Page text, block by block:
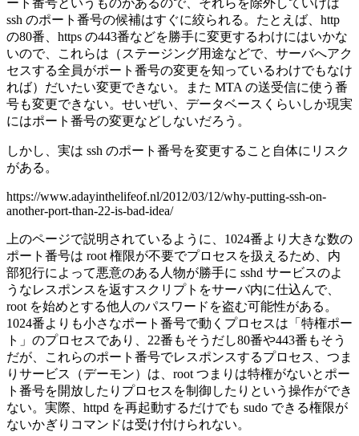
ssh のポート番号の候補はすぐに絞られる。たとえば、http
の80番、https の443番などを勝手に変更するわけにはいかな
いので、これらは（ステージング用途などで、サーバへアク
セスする全員がポート番号の変更を知っているわけでもなけ
れば）だいたい変更できない。また MTA の送受信に使う番
号も変更できない。せいぜい、データベースくらいしか現実
にはポート番号の変更などしないだろう。
しかし、実は ssh のポート番号を変更すること自体にリスク
がある。
https://www.adayinthelifeof.nl/2012/03/12/why-putting-ssh-on-
another-port-than-22-is-bad-idea/
上のページで説明されているように、1024番より大きな数の
ポート番号は root 権限が不要でプロセスを扱えるため、内
部犯行によって悪意のある人物が勝手に sshd サービスのよ
うなレスポンスを返すスクリプトをサーバ内に仕込んで、
root を始めとする他人のパスワードを盗む可能性がある。
1024番よりも小さなポート番号で動くプロセスは「特権ポー
ト」のプロセスであり、22番もそうだし80番や443番もそう
だが、これらのポート番号でレスポンスするプロセス、つま
りサービス（デーモン）は、root つまりは特権がないとポー
ト番号を開放したりプロセスを制御したりという操作ができ
ない。実際、httpd を再起動するだけでも sudo できる権限が
ないかぎりコマンドは受け付けられない。